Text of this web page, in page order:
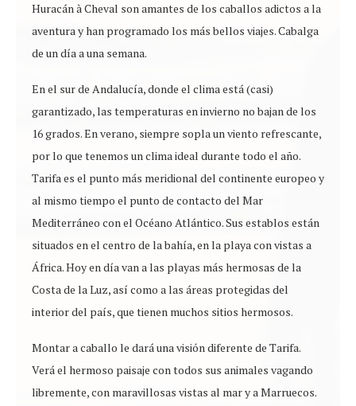
Huracán à Cheval son amantes de los caballos adictos a la
aventura y han programado los más bellos viajes. Cabalga
de un día a una semana.
En el sur de Andalucía, donde el clima está (casi)
garantizado, las temperaturas en invierno no bajan de los
16 grados. En verano, siempre sopla un viento refrescante,
por lo que tenemos un clima ideal durante todo el año.
Tarifa es el punto más meridional del continente europeo y
al mismo tiempo el punto de contacto del Mar
Mediterráneo con el Océano Atlántico. Sus establos están
situados en el centro de la bahía, en la playa con vistas a
África. Hoy en día van a las playas más hermosas de la
Costa de la Luz, así como a las áreas protegidas del
interior del país, que tienen muchos sitios hermosos.
Montar a caballo le dará una visión diferente de Tarifa.
Verá el hermoso paisaje con todos sus animales vagando
libremente, con maravillosas vistas al mar y a Marruecos.